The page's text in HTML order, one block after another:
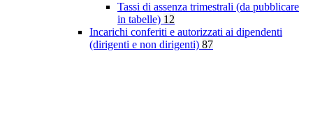
Tassi di assenza trimestrali (da pubblicare
in tabelle) 12
Incarichi conferiti e autorizzati ai dipendenti
(dirigenti e non dirigenti) 87